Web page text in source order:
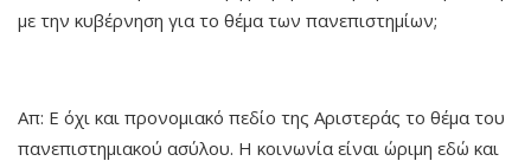
με την κυβέρνηση για το θέμα των πανεπιστημίων;
Απ: Ε όχι και προνομιακό πεδίο της Αριστεράς το θέμα του
πανεπιστημιακού ασύλου. Η κοινωνία είναι ώριμη εδώ και